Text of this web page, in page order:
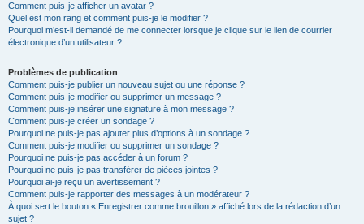
Comment puis-je afficher un avatar ?
Quel est mon rang et comment puis-je le modifier ?
Pourquoi m’est-il demandé de me connecter lorsque je clique sur le lien de courrier
électronique d’un utilisateur ?
Problèmes de publication
Comment puis-je publier un nouveau sujet ou une réponse ?
Comment puis-je modifier ou supprimer un message ?
Comment puis-je insérer une signature à mon message ?
Comment puis-je créer un sondage ?
Pourquoi ne puis-je pas ajouter plus d’options à un sondage ?
Comment puis-je modifier ou supprimer un sondage ?
Pourquoi ne puis-je pas accéder à un forum ?
Pourquoi ne puis-je pas transférer de pièces jointes ?
Pourquoi ai-je reçu un avertissement ?
Comment puis-je rapporter des messages à un modérateur ?
À quoi sert le bouton « Enregistrer comme brouillon » affiché lors de la rédaction d’un
sujet ?